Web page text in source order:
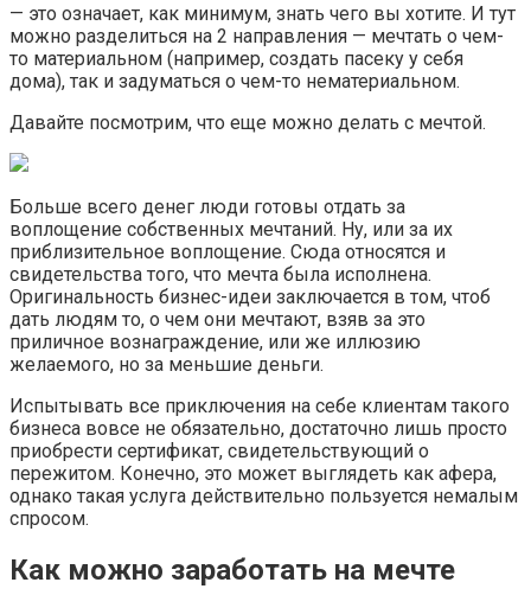
— это означает, как минимум, знать чего вы хотите. И тут
можно разделиться на 2 направления — мечтать о чем-
то материальном (например, создать пасеку у себя
дома), так и задуматься о чем-то нематериальном.
Давайте посмотрим, что еще можно делать с мечтой.
Больше всего денег люди готовы отдать за
воплощение собственных мечтаний. Ну, или за их
приблизительное воплощение. Сюда относятся и
свидетельства того, что мечта была исполнена.
Оригинальность бизнес-идеи заключается в том, чтоб
дать людям то, о чем они мечтают, взяв за это
приличное вознаграждение, или же иллюзию
желаемого, но за меньшие деньги.
Испытывать все приключения на себе клиентам такого
бизнеса вовсе не обязательно, достаточно лишь просто
приобрести сертификат, свидетельствующий о
пережитом. Конечно, это может выглядеть как афера,
однако такая услуга действительно пользуется немалым
спросом.
Как можно заработать на мечте